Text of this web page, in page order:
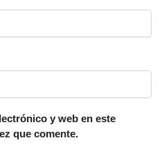
y web en este
que comente.